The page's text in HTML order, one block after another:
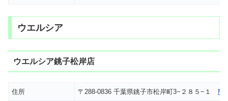
ウエルシア
ウエルシア銚子松岸店
住所 〒288-0836 千葉県銚子市松岸町3−２８５−１